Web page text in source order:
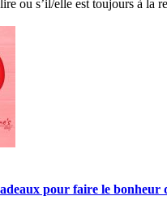
ou s’il/elle est toujours à la
pour faire le bonheur